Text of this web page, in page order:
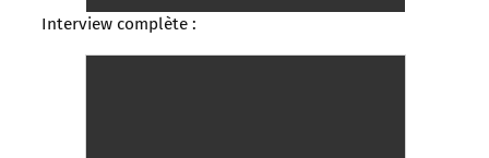
Interview complète :